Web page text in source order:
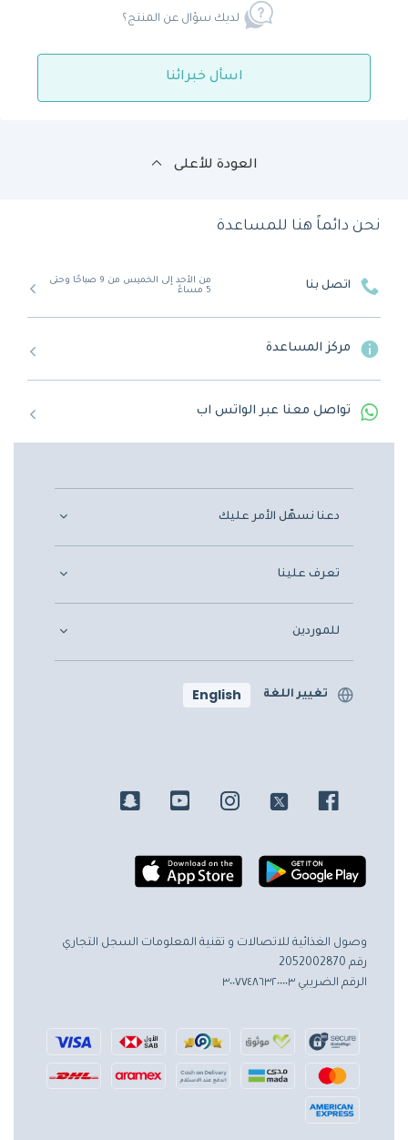
لديك سؤال عن المنتج؟
اسأل خبرائنا
العودة للأعلى
نحن دائماً هنا للمساعدة
اتصل بنا
من الأحد إلى الخميس من 9 صباحًا وحتى
5 مساءً
مركز المساعدة
تواصل معنا عبر الواتس اب
دعنا نسهّل الأمر عليك
تعرف علينا
للموردين
تغيير اللغة English
وصول الغذائية للاتصالات و تقنية المعلومات السجل التجاري
رقم 2052002870
الرقم الضريبي ٣٠٠٧٧٤٨٦٣٢٠٠٠٠٣